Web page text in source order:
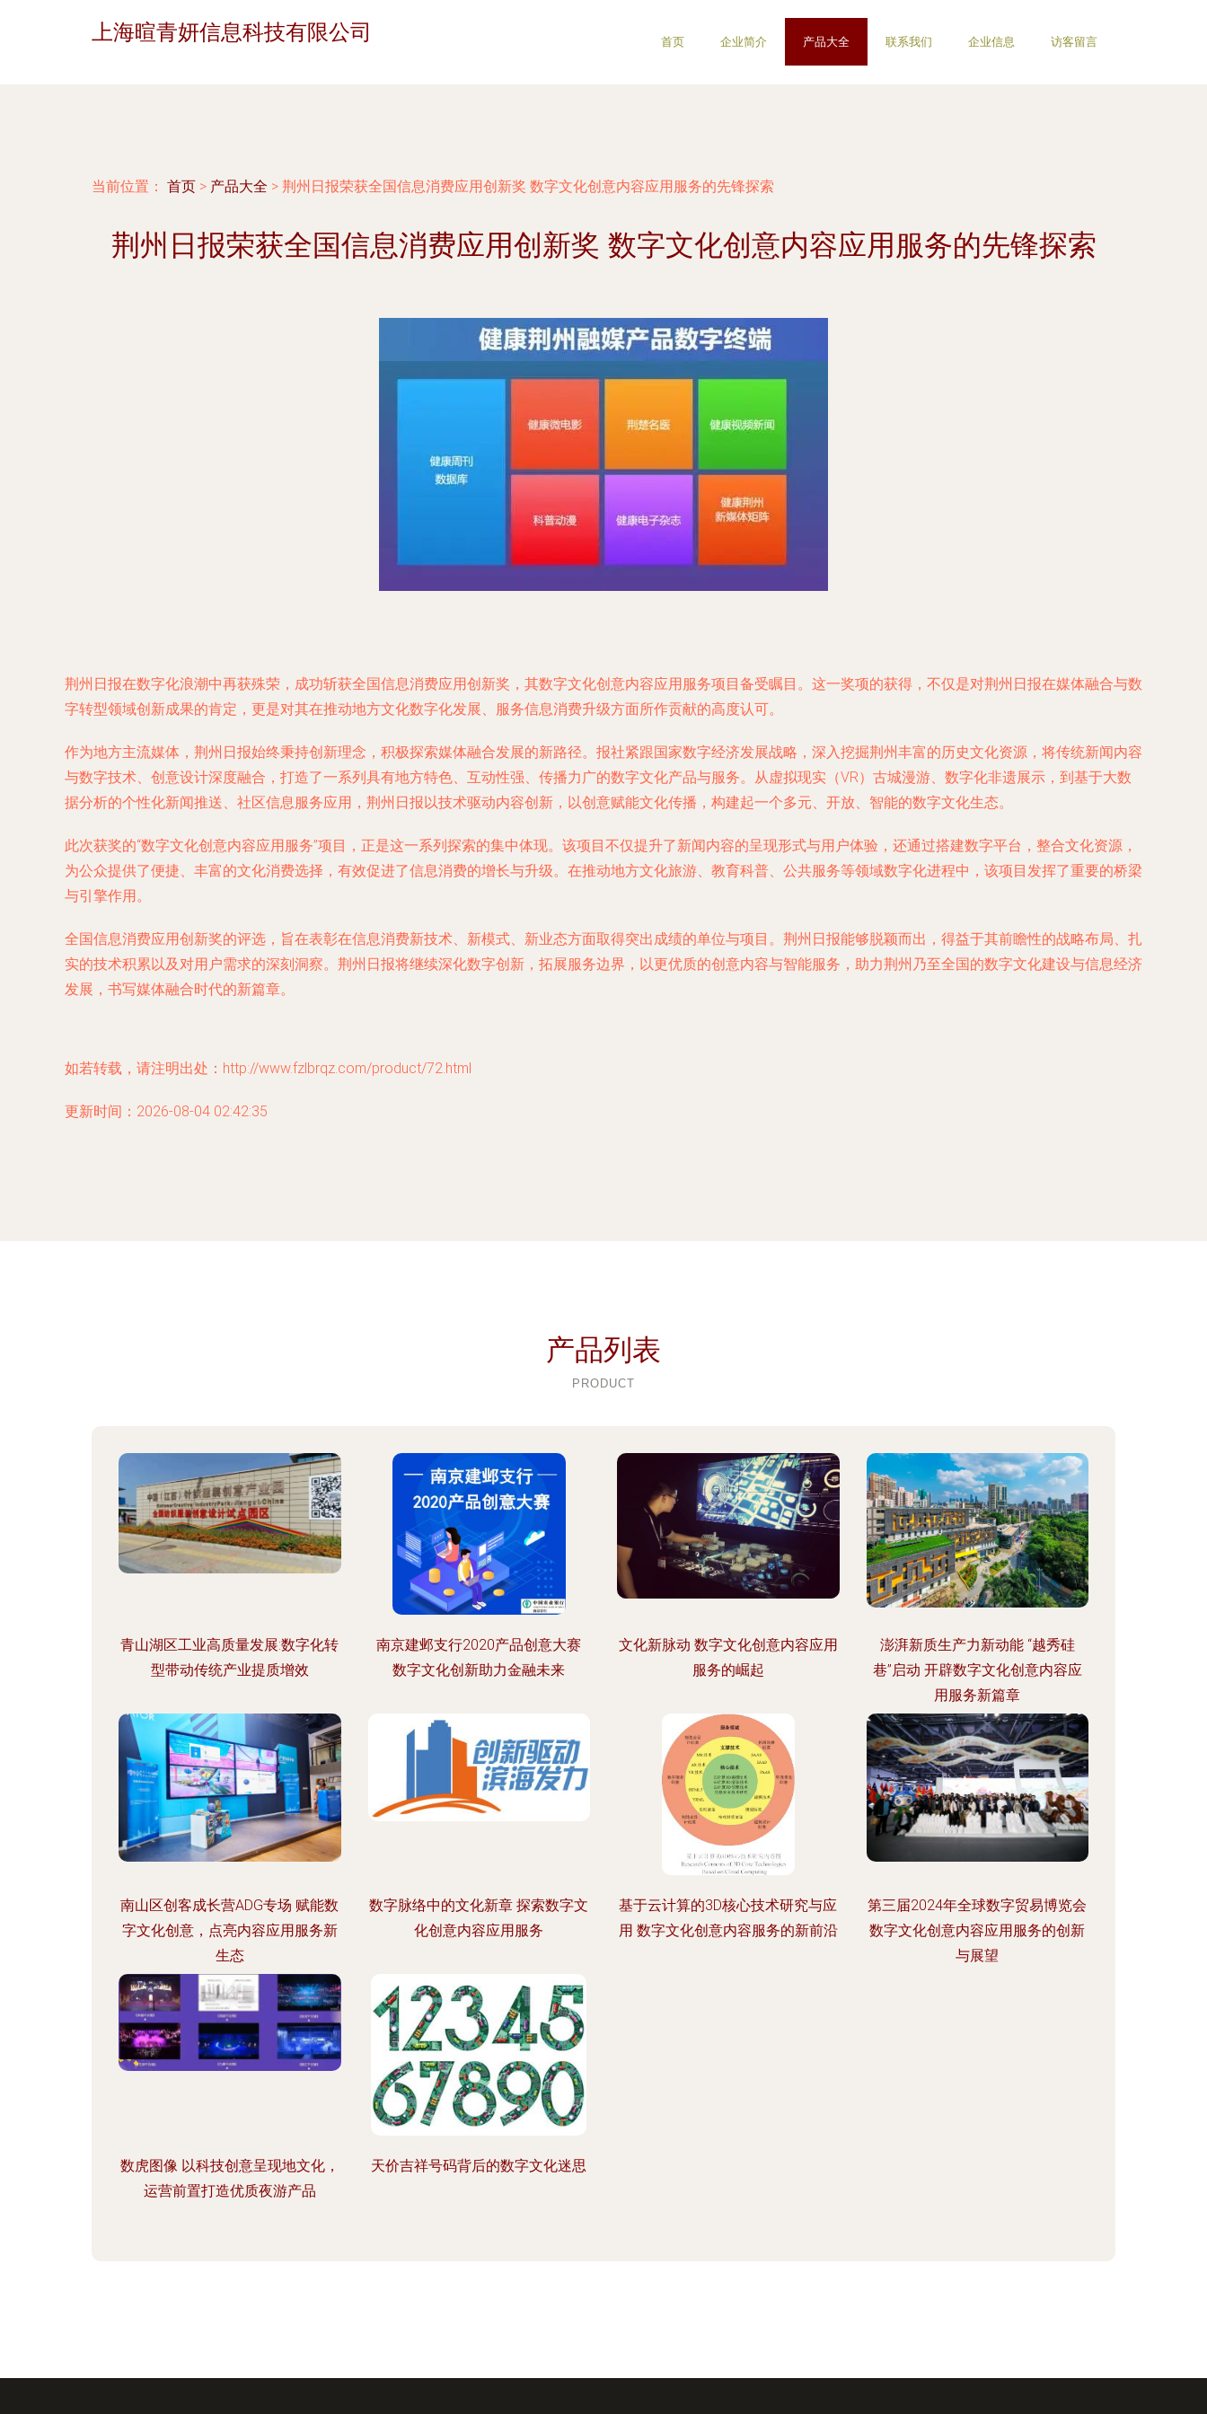
上海暄青妍信息科技有限公司 首页 企业简介 产品大全 联系我们 企业信息 访客留言
当前位置： 首页 > 产品大全 > 荆州日报荣获全国信息消费应用创新奖 数字文化创意内容应用服务的先锋探索
荆州日报荣获全国信息消费应用创新奖 数字文化创意内容应用服务的先锋探索
荆州日报在数字化浪潮中再获殊荣，成功斩获全国信息消费应用创新奖，其数字文化创意内容应用服务项目备受瞩目。这一奖项的获得，不仅是对荆州日报在媒体融合与数
字转型领域创新成果的肯定，更是对其在推动地方文化数字化发展、服务信息消费升级方面所作贡献的高度认可。
作为地方主流媒体，荆州日报始终秉持创新理念，积极探索媒体融合发展的新路径。报社紧跟国家数字经济发展战略，深入挖掘荆州丰富的历史文化资源，将传统新闻内容
与数字技术、创意设计深度融合，打造了一系列具有地方特色、互动性强、传播力广的数字文化产品与服务。从虚拟现实（VR）古城漫游、数字化非遗展示，到基于大数
据分析的个性化新闻推送、社区信息服务应用，荆州日报以技术驱动内容创新，以创意赋能文化传播，构建起一个多元、开放、智能的数字文化生态。
此次获奖的“数字文化创意内容应用服务”项目，正是这一系列探索的集中体现。该项目不仅提升了新闻内容的呈现形式与用户体验，还通过搭建数字平台，整合文化资源，
为公众提供了便捷、丰富的文化消费选择，有效促进了信息消费的增长与升级。在推动地方文化旅游、教育科普、公共服务等领域数字化进程中，该项目发挥了重要的桥梁
与引擎作用。
全国信息消费应用创新奖的评选，旨在表彰在信息消费新技术、新模式、新业态方面取得突出成绩的单位与项目。荆州日报能够脱颖而出，得益于其前瞻性的战略布局、扎
实的技术积累以及对用户需求的深刻洞察。荆州日报将继续深化数字创新，拓展服务边界，以更优质的创意内容与智能服务，助力荆州乃至全国的数字文化建设与信息经济
发展，书写媒体融合时代的新篇章。
如若转载，请注明出处：http://www.fzlbrqz.com/product/72.html
更新时间：2026-08-04 02:42:35
产品列表
PRODUCT
青山湖区工业高质量发展:数字化转
型带动传统产业提质增效
南京建邺支行2020产品创意大赛
数字文化创新助力金融未来
文化新脉动 数字文化创意内容应用
服务的崛起
澎湃新质生产力新动能 “越秀硅
巷”启动 开辟数字文化创意内容应
用服务新篇章
南山区创客成长营ADG专场 赋能数
字文化创意，点亮内容应用服务新
生态
数字脉络中的文化新章 探索数字文
化创意内容应用服务
基于云计算的3D核心技术研究与应
用 数字文化创意内容服务的新前沿
第三届2024年全球数字贸易博览会
数字文化创意内容应用服务的创新
与展望
数虎图像 以科技创意呈现地文化，
运营前置打造优质夜游产品
天价吉祥号码背后的数字文化迷思